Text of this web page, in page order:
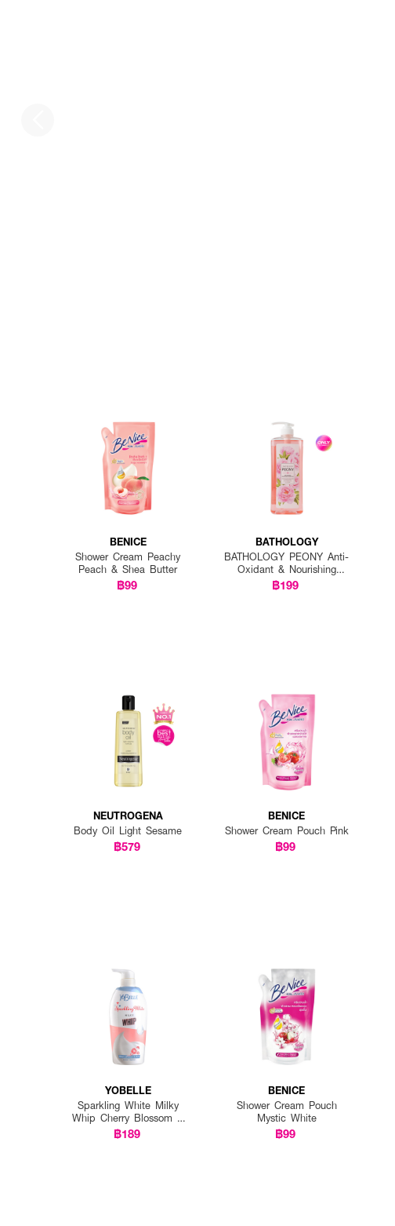
BENICE
Shower Cream Peachy
Peach & Shea Butter
฿99
BATHOLOGY
BATHOLOGY PEONY Anti-
Oxidant & Nourishing
Shower Gel
฿199
NEUTROGENA
Body Oil Light Sesame
฿579
BENICE
Shower Cream Pouch Pink
฿99
YOBELLE
Sparkling White Milky
Whip Cherry Blossom &
Milk Body Wash
฿189
BENICE
Shower Cream Pouch
Mystic White
฿99